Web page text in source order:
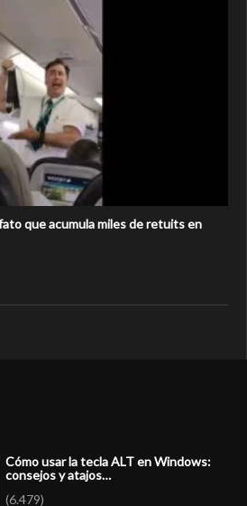
que acumula miles de retuits en
Cómo usar la tecla ALT en Windows:
consejos y atajos…
(6.479)